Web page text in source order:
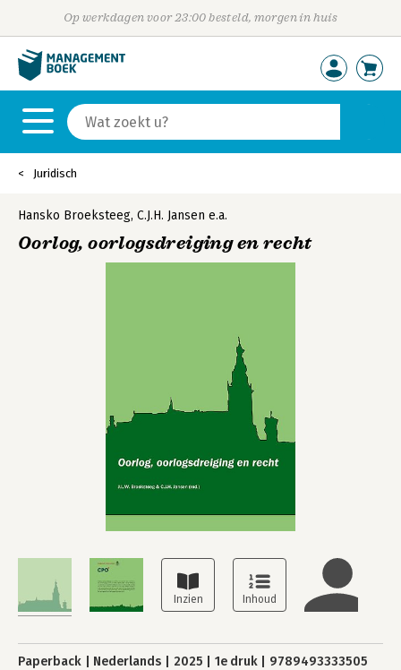
Op werkdagen voor 23:00 besteld, morgen in huis
Juridisch
Hansko Broeksteeg, C.J.H. Jansen e.a.
Oorlog, oorlogsdreiging en recht
Paperback Nederlands 2025 1e druk 9789493333505